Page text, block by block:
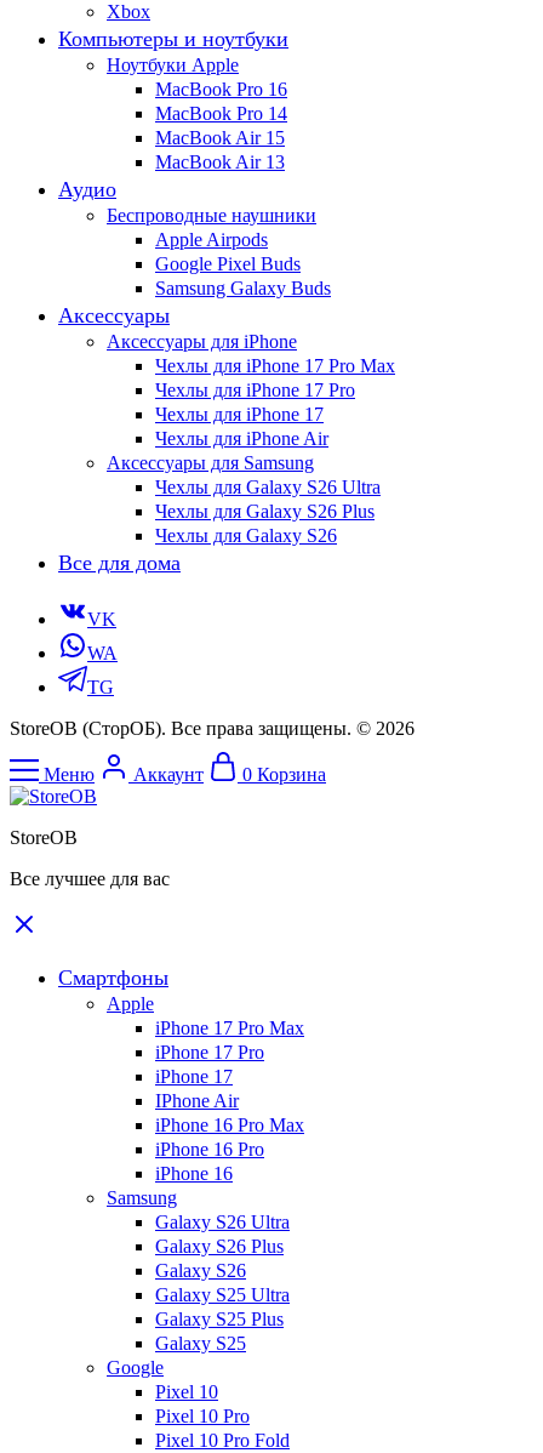
Xbox
Компьютеры и ноутбуки
Ноутбуки Apple
MacBook Pro 16
MacBook Pro 14
MacBook Air 15
MacBook Air 13
Аудио
Беспроводные наушники
Apple Airpods
Google Pixel Buds
Samsung Galaxy Buds
Аксессуары
Аксессуары для iPhone
Чехлы для iPhone 17 Pro Max
Чехлы для iPhone 17 Pro
Чехлы для iPhone 17
Чехлы для iPhone Air
Аксессуары для Samsung
Чехлы для Galaxy S26 Ultra
Чехлы для Galaxy S26 Plus
Чехлы для Galaxy S26
Все для дома
VK
WA
TG
StoreOB (CторОБ). Все права защищены. © 2026
Меню Аккаунт 0 Корзина
StoreOB
Все лучшее для вас
Смартфоны
Apple
iPhone 17 Pro Max
iPhone 17 Pro
iPhone 17
IPhone Air
iPhone 16 Pro Max
iPhone 16 Pro
iPhone 16
Samsung
Galaxy S26 Ultra
Galaxy S26 Plus
Galaxy S26
Galaxy S25 Ultra
Galaxy S25 Plus
Galaxy S25
Google
Pixel 10
Pixel 10 Pro
Pixel 10 Pro Fold